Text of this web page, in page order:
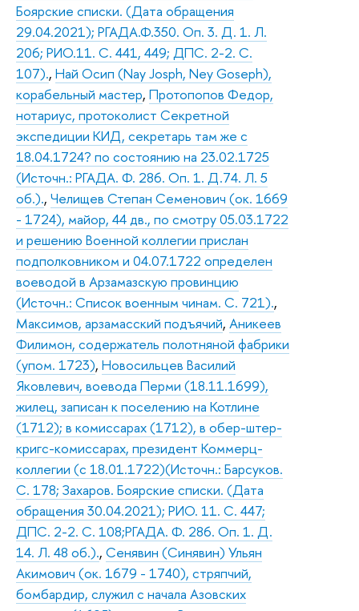
Боярские списки. (Дата обращения
29.04.2021); РГАДА.Ф.350. Оп. 3. Д. 1. Л.
206; РИО.11. С. 441, 449; ДПС. 2-2. С.
107)., Най Осип (Nay Josph, Ney Goseph),
корабельный мастер, Протопопов Федор,
нотариус, протоколист Секретной
экспедиции КИД, секретарь там же с
18.04.1724? по состоянию на 23.02.1725
(Источн.: РГАДА. Ф. 286. Оп. 1. Д.74. Л. 5
об.)., Челищев Степан Семенович (ок. 1669
- 1724), майор, 44 дв., по смотру 05.03.1722
и решению Военной коллегии прислан
подполковником и 04.07.1722 определен
воеводой в Арзамазскую провинцию
(Источн.: Список военным чинам. С. 721).,
Максимов, арзамасский подъячий, Аникеев
Филимон, содержатель полотняной фабрики
(упом. 1723), Новосильцев Василий
Яковлевич, воевода Перми (18.11.1699),
жилец, записан к поселению на Котлине
(1712); в комиссарах (1712), в обер-штер-
кригс-комиссарах, президент Коммерц-
коллегии (с 18.01.1722)(Источн.: Барсуков.
С. 178; Захаров. Боярские списки. (Дата
обращения 30.04.2021); РИО. 11. С. 447;
ДПС. 2-2. С. 108;РГАДА. Ф. 286. Оп. 1. Д.
14. Л. 48 об.)., Сенявин (Синявин) Ульян
Акимович (ок. 1679 - 1740), стряпчий,
бомбардир, служил с начала Азовских